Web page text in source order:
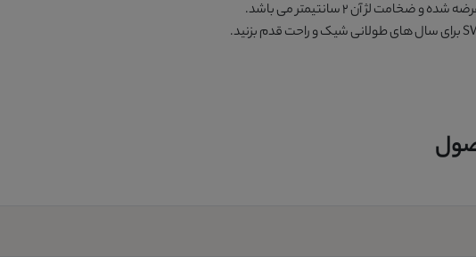
برای سال های طولانی شیک و راحت قدم بزنید.